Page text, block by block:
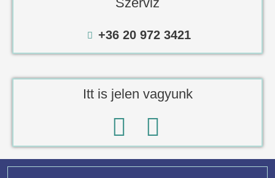
+36 20 972 3421
Itt is jelen vagyunk